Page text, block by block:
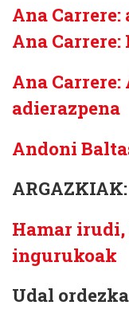
Ana
Ana
Ana
adierazpena
Andoni
ARGAZKIAK:
Hamar
ingurukoak
Udal